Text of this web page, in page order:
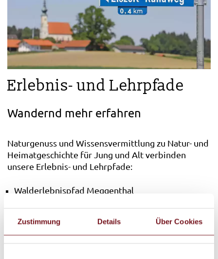
Zustimmung Details Über Cookies
Erlebnis- und Lehrpfade
Wandernd mehr erfahren
Naturgenuss und Wissensvermittlung zu Natur- und
Heimatgeschichte für Jung und Alt verbinden
unsere Erlebnis- und Lehrpfade:
Walderlebnispfad Meggenthal